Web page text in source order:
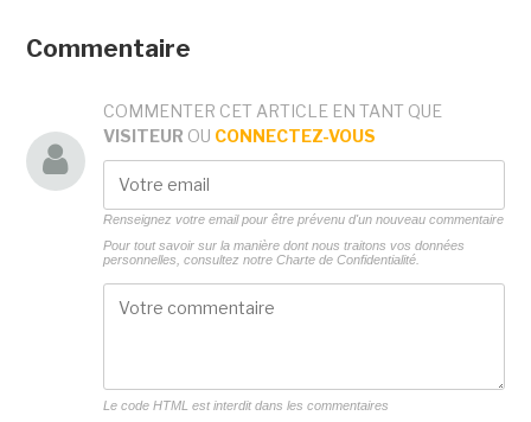
Commentaire
COMMENTER CET ARTICLE EN TANT QUE
VISITEUR OU CONNECTEZ-VOUS
Renseignez votre email pour être prévenu d'un nouveau commentaire
Pour tout savoir sur la manière dont nous traitons vos données
personnelles, consultez notre Charte de Confidentialité.
Le code HTML est interdit dans les commentaires